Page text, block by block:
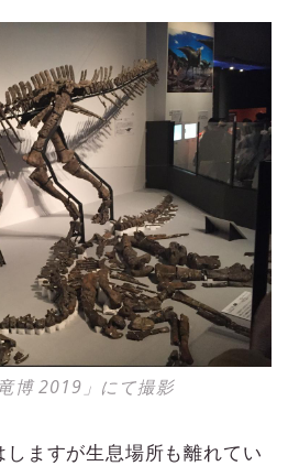
博 2019」にて撮影
ますが生息場所も離れてい